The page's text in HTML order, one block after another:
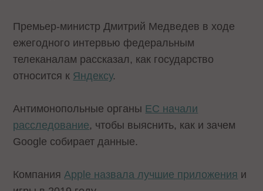
Премьер-министр Дмитрий Медведев в ходе
ежегодного интервью федеральным
телеканалам рассказал, как государство
относится к Яндексу.
Антимонопольные органы ЕС начали
расследование, чтобы выяснить, как и зачем
Google собирает данные.
Компания Apple назвала лучшие приложения и